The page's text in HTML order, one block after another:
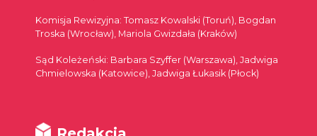
Komisja Rewizyjna: Tomasz Kowalski (Toruń), Bogdan
Troska (Wrocław), Mariola Gwizdała (Kraków)
Sąd Koleżeński: Barbara Szyffer (Warszawa), Jadwiga
Chmielowska (Katowice), Jadwiga Łukasik (Płock)